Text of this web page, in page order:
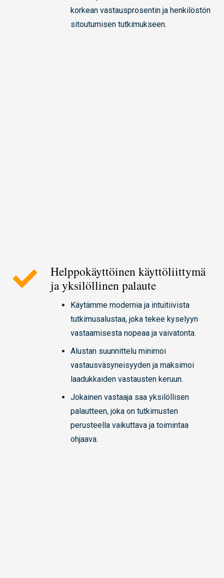
korkean vastausprosentin ja henkilöstön
sitoutumisen tutkimukseen.
Helppokäyttöinen käyttöliittymä
ja yksilöllinen palaute
Käytämme modernia ja intuitiivista
tutkimusalustaa, joka tekee kyselyyn
vastaamisesta nopeaa ja vaivatonta.
Alustan suunnittelu minimoi
vastausväsyneisyyden ja maksimoi
laadukkaiden vastausten keruun.
Jokainen vastaaja saa yksilöllisen
palautteen, joka on tutkimusten
perusteella vaikuttava ja toimintaa
ohjaava.